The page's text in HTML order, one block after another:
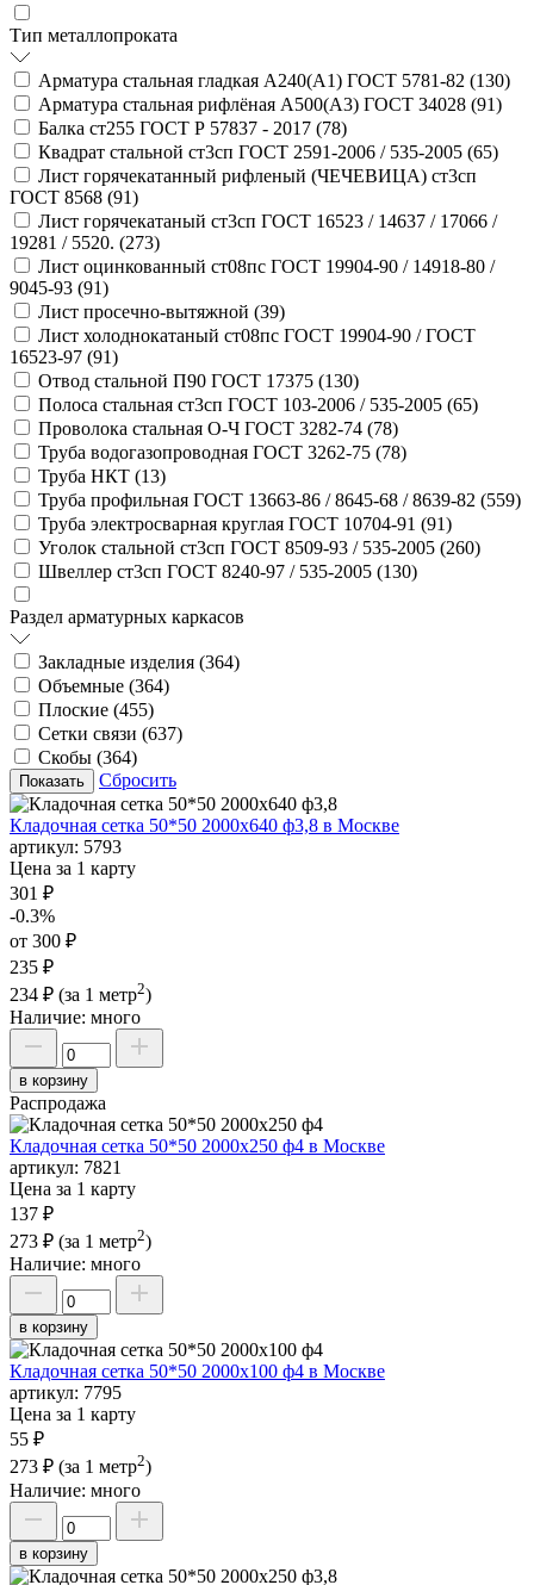
Тип металлопроката
Арматура стальная гладкая А240(А1) ГОСТ 5781-82 (130)
Арматура стальная рифлёная А500(А3) ГОСТ 34028 (91)
Балка ст255 ГОСТ Р 57837 - 2017 (78)
Квадрат стальной ст3сп ГОСТ 2591-2006 / 535-2005 (65)
Лист горячекатанный рифленый (ЧЕЧЕВИЦА) ст3сп
ГОСТ 8568 (91)
Лист горячекатаный ст3сп ГОСТ 16523 / 14637 / 17066 /
19281 / 5520. (273)
Лист оцинкованный ст08пс ГОСТ 19904-90 / 14918-80 /
9045-93 (91)
Лист просечно-вытяжной (39)
Лист холоднокатаный ст08пс ГОСТ 19904-90 / ГОСТ
16523-97 (91)
Отвод стальной П90 ГОСТ 17375 (130)
Полоса стальная ст3сп ГОСТ 103-2006 / 535-2005 (65)
Проволока стальная О-Ч ГОСТ 3282-74 (78)
Труба водогазопроводная ГОСТ 3262-75 (78)
Труба НКТ (13)
Труба профильная ГОСТ 13663-86 / 8645-68 / 8639-82 (559)
Труба электросварная круглая ГОСТ 10704-91 (91)
Уголок стальной ст3сп ГОСТ 8509-93 / 535-2005 (260)
Швеллер ст3сп ГОСТ 8240-97 / 535-2005 (130)
Раздел арматурных каркасов
Закладные изделия (364)
Объемные (364)
Плоские (455)
Сетки связи (637)
Скобы (364)
Сбросить
Кладочная сетка 50*50 2000х640 ф3,8 в Москве
артикул: 5793
Цена за 1 карту
301 ₽
-0.3%
от 300 ₽
235 ₽
234 ₽ (за 1 метр2)
Наличие: много
в корзину
Распродажа
Кладочная сетка 50*50 2000х250 ф4 в Москве
артикул: 7821
Цена за 1 карту
137 ₽
273 ₽ (за 1 метр2)
Наличие: много
в корзину
Кладочная сетка 50*50 2000х100 ф4 в Москве
артикул: 7795
Цена за 1 карту
55 ₽
273 ₽ (за 1 метр2)
Наличие: много
в корзину